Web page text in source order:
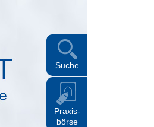
Suche
Praxis-
börse